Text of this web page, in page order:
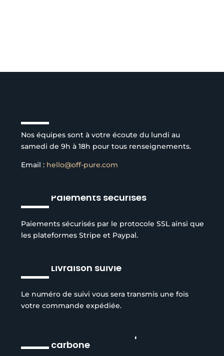
Nos équipes sont à votre écoute du lundi au
samedi de 9h à 18h pour tous renseignements.
Email : hello@off-pure.com
Paiements sécurisés
Paiements sécurisés par le protocole SSL ainsi que
les plateformes Stripe et Paypal.
Livraison suivie
Le numéro de suivi vous sera transmis une fois
votre commande expédiée.
Réduction de l’empreinte
carbone